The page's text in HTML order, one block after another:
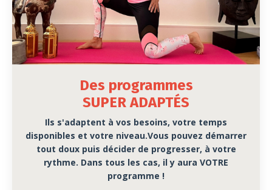
Des programmes
SUPER ADAPTÉS
Ils s'adaptent à vos besoins, votre temps
disponibles et votre niveau.Vous pouvez démarrer
tout doux puis décider de progresser, à votre
rythme. Dans tous les cas, il y aura VOTRE
programme !